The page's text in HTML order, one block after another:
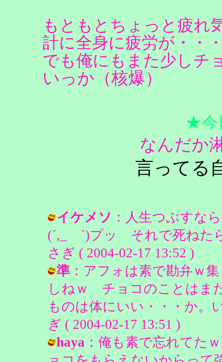
もともとちょっと疲れ
計に全身に疲労が・・
でも俺にもまた少しチ
いっか（核爆）
★今
なんだか
言ってる
イケメソ ：人生つぶすな
(´,_ゝ`)プッ それで死ねた
さぎ ( 2004-02-17 13:52 )
準：アフォは素で勘弁ｗ
しねｗ チョコのことはま
ものは体にいい・・・か。
ぎ ( 2004-02-17 13:51 )
haya ：俺も素で忘れてた